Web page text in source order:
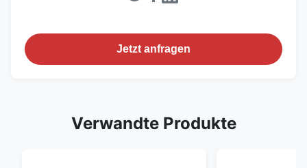
Jetzt anfragen
Verwandte Produkte